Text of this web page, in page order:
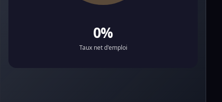
0%
Taux net d'emploi